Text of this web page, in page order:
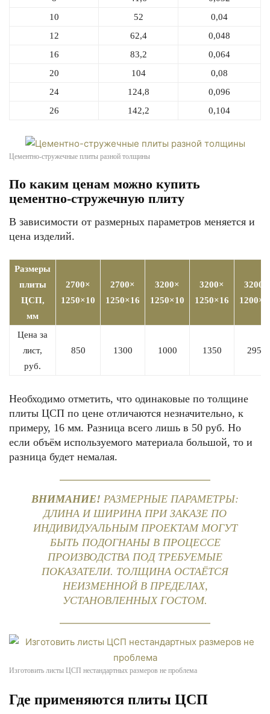
10
52
0,04
12
62,4
0,048
16
83,2
0,064
20
104
0,08
24
124,8
0,096
26
142,2 0,104
Цементно-стружечные плиты разной толщины
По каким ценам можно купить
цементно-стружечную плиту
В зависимости от размерных параметров меняется и
цена изделий.
Размеры
плиты
ЦСП,
мм
2700×
1250×10
2700×
1250×16
3200×
1250×10
3200×
1250×16
3200×
Цена за
лист,
руб.
850 1300 1000 1350 2950
Необходимо отметить, что одинаковые по толщине
плиты ЦСП по цене отличаются незначительно, к
примеру, 16 мм. Разница всего лишь в 50 руб. Но
если объём используемого материала большой, то и
разница будет немалая.
ВНИМАНИЕ! РАЗМЕРНЫЕ ПАРАМЕТРЫ:
ДЛИНА И ШИРИНА ПРИ ЗАКАЗЕ ПО
ИНДИВИДУАЛЬНЫМ ПРОЕКТАМ МОГУТ
БЫТЬ ПОДОГНАНЫ В ПРОЦЕССЕ
ПРОИЗВОДСТВА ПОД ТРЕБУЕМЫЕ
ПОКАЗАТЕЛИ. ТОЛЩИНА ОСТАЁТСЯ
НЕИЗМЕННОЙ В ПРЕДЕЛАХ,
УСТАНОВЛЕННЫХ ГОСТОМ.
Изготовить листы ЦСП нестандартных размеров не проблема
Где применяются плиты ЦСП